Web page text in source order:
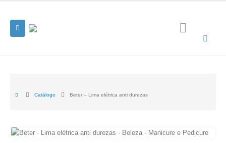
Catálogo Beter – Lima elétrica anti durezas